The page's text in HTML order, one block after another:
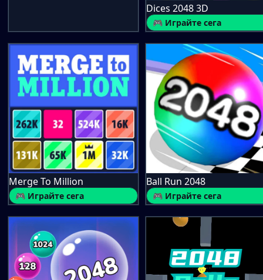
Dices 2048 3D
🎮 Играйте сега
Merge To Million
🎮 Играйте сега
Ball Run 2048
🎮 Играйте сега